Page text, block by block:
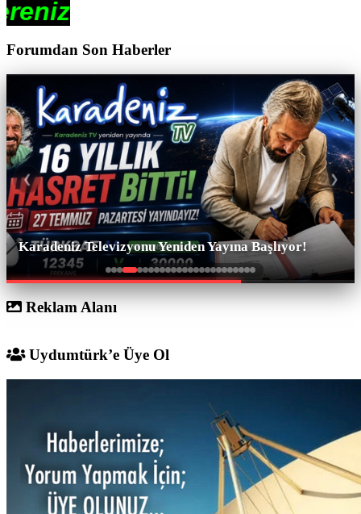
Forumdan Son Haberler
❮ ❯
SAT.2, 2027'de Yayına Başlıyor!
Reklam Alanı
Uydumtürk’e Üye Ol